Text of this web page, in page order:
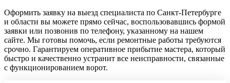
Оформить заявку на выезд специалиста по Санкт-Петербурге
и области вы можете прямо сейчас, воспользовавшись формой
заявки или позвонив по телефону, указанному на нашем
сайте. Мы готовы помочь, если ремонтные работы требуются
срочно. Гарантируем оперативное прибытие мастера, который
быстро и качественно устранит все неисправности, связанные
с функционированием ворот.